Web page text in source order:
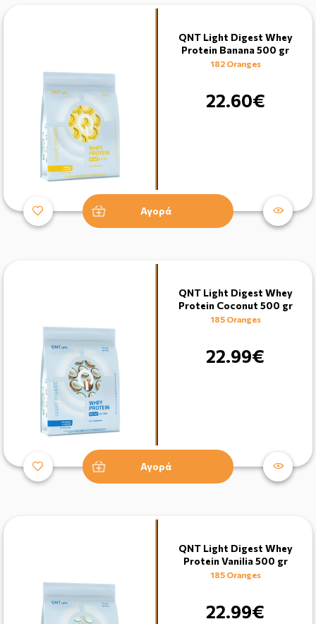
QNT Light Digest Whey
Protein Banana 500 gr
182 Oranges
22.60€
Αγορά
QNT Light Digest Whey
Protein Coconut 500 gr
185 Oranges
22.99€
Αγορά
QNT Light Digest Whey
Protein Vanilia 500 gr
185 Oranges
22.99€